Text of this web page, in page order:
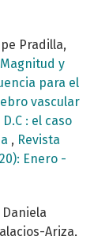
Pradilla,
Magnitud y
para el
vascular
: el caso
, Revista
Enero -
Ariza,